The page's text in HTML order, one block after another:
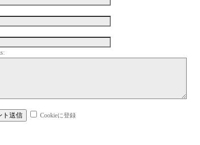
Cookieに登録